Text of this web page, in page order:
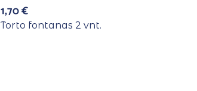
1,70€
Torto fontanas 2 vnt.